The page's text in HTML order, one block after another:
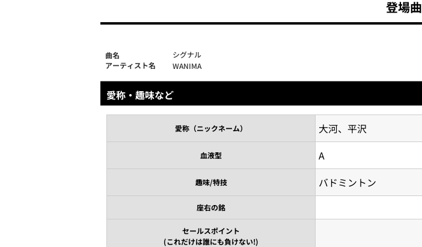
登場曲
曲名
アーティスト名
シグナル
WANIMA
愛称・趣味など
愛称（ニックネーム） 大河、平沢
血液型 A
趣味/特技 バドミントン
座右の銘
セールスポイント
(これだけは誰にも負けない!)